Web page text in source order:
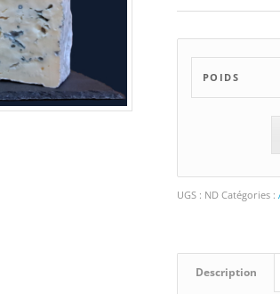
POIDS
UGS : ND Catégories :
Description